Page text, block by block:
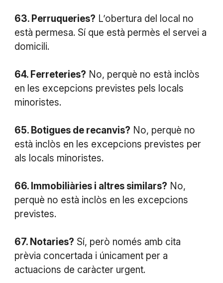
63. Perruqueries? L’obertura del local no
està permesa. Sí que està permès el servei a
domicili.
64. Ferreteries? No, perquè no està inclòs
en les excepcions previstes pels locals
minoristes.
65. Botigues de recanvis? No, perquè no
està inclòs en les excepcions previstes per
als locals minoristes.
66. Immobiliàries i altres similars? No,
perquè no està inclòs en les excepcions
previstes.
67. Notaries? Sí, però només amb cita
prèvia concertada i únicament per a
actuacions de caràcter urgent.